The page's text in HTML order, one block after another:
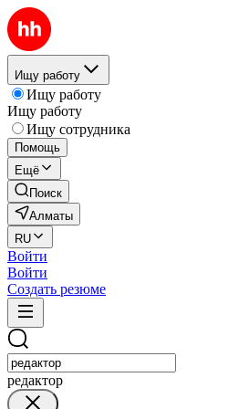
Ищу работу
Ищу работу
Ищу работу
Ищу сотрудника
Помощь
Ещё
Поиск
Алматы
RU
Войти
Войти
Создать резюме
редактор